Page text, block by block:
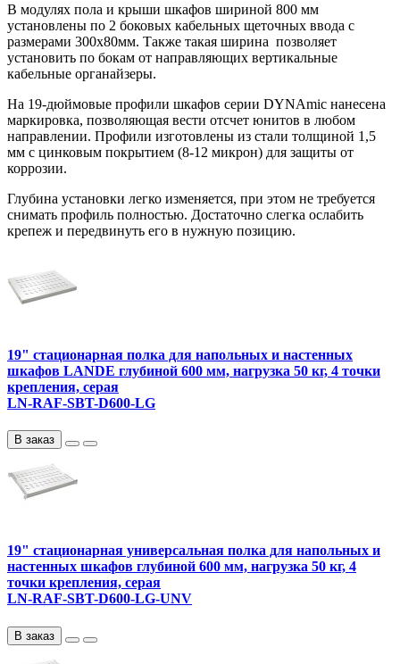
В модулях пола и крыши шкафов шириной 800 мм
установлены по 2 боковых кабельных щеточных ввода с
размерами 300х80мм. Также такая ширина позволяет
установить по бокам от направляющих вертикальные
кабельные органайзеры.
На 19-дюймовые профили шкафов серии DYNAmic нанесена
маркировка, позволяющая вести отсчет юнитов в любом
направлении. Профили изготовлены из стали толщиной 1,5
мм с цинковым покрытием (8-12 микрон) для защиты от
коррозии.
Глубина установки легко изменяется, при этом не требуется
снимать профиль полностью. Достаточно слегка ослабить
крепеж и передвинуть его в нужную позицию.
19" стационарная полка для напольных и настенных
шкафов LANDE глубиной 600 мм, нагрузка 50 кг, 4 точки
крепления, серая
LN-RAF-SBT-D600-LG
В заказ
19" стационарная универсальная полка для напольных и
настенных шкафов глубиной 600 мм, нагрузка 50 кг, 4
точки крепления, серая
LN-RAF-SBT-D600-LG-UNV
В заказ